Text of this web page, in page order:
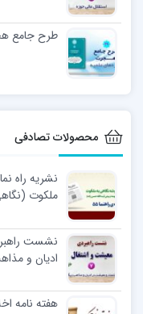
طرح جامع
محصولات تصادفی
ملکوت
نشست
ادیان و
هفته نامه